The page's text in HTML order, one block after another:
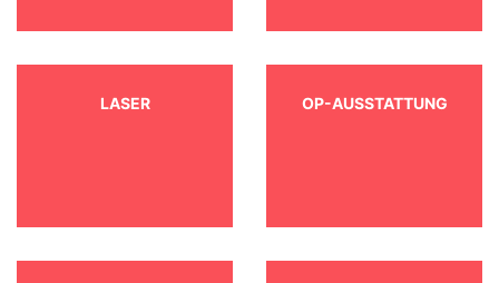
LASER OP-AUSSTATTUNG